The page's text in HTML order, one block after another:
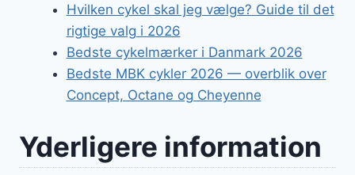
Hvilken cykel skal jeg vælge? Guide til det
rigtige valg i 2026
Bedste cykelmærker i Danmark 2026
Bedste MBK cykler 2026 — overblik over
Concept, Octane og Cheyenne
Yderligere information